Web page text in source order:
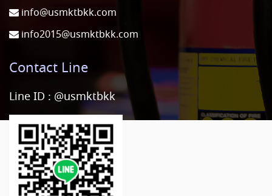
info@usmktbkk.com
info2015@usmktbkk.com
Contact Line
Line ID : @usmktbkk